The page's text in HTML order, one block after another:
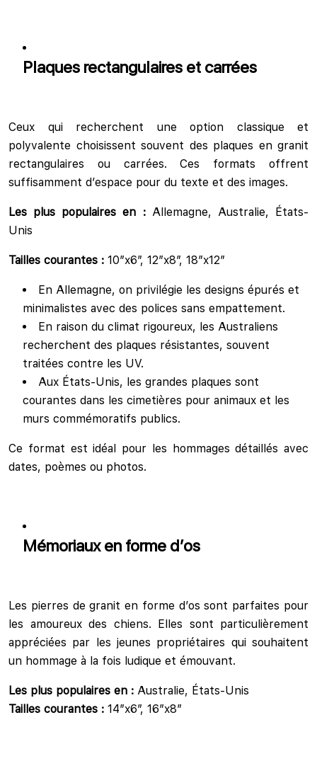
Plaques rectangulaires et carrées
Ceux qui recherchent une option classique et
polyvalente choisissent souvent des plaques en granit
rectangulaires ou carrées. Ces formats offrent
suffisamment d’espace pour du texte et des images.
Les plus populaires en : Allemagne, Australie, États-
Unis
Tailles courantes : 10″x6″, 12″x8″, 18″x12″
En Allemagne, on privilégie les designs épurés et
minimalistes avec des polices sans empattement.
En raison du climat rigoureux, les Australiens
recherchent des plaques résistantes, souvent
traitées contre les UV.
Aux États-Unis, les grandes plaques sont
courantes dans les cimetières pour animaux et les
murs commémoratifs publics.
Ce format est idéal pour les hommages détaillés avec
dates, poèmes ou photos.
Mémoriaux en forme d’os
Les pierres de granit en forme d’os sont parfaites pour
les amoureux des chiens. Elles sont particulièrement
appréciées par les jeunes propriétaires qui souhaitent
un hommage à la fois ludique et émouvant.
Les plus populaires en : Australie, États-Unis
Tailles courantes : 14″x6″, 16″x8″